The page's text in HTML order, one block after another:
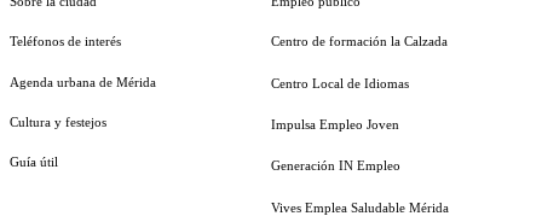
Teléfonos de interés
Agenda urbana de Mérida
Cultura y festejos
Guía útil
Centro de formación la Calzada
Centro Local de Idiomas
Impulsa Empleo Joven
Generación IN Empleo
Vives Emplea Saludable Mérida